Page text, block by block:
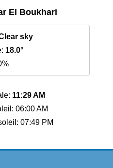
El Boukhari
sky
18.0°
11:29 AM
06:00 AM
07:49 PM